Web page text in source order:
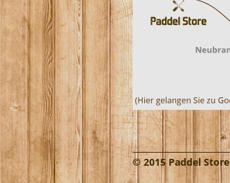
© 2015 Paddel Store